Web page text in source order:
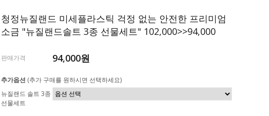
청정뉴질랜드 미세플라스틱 걱정 없는 안전한 프리미엄
소금 "뉴질랜드솔트 3종 선물세트" 102,000>>94,000
판매가격 94,000원
추가옵션 (추가 구매를 원하시면 선택하세요)
뉴질랜드 솔트 3종
선물세트